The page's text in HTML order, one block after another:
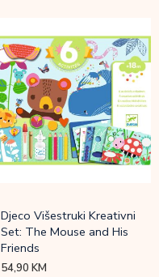
Djeco Višestruki Kreativni
Set: The Mouse and His
Friends
54,90KM